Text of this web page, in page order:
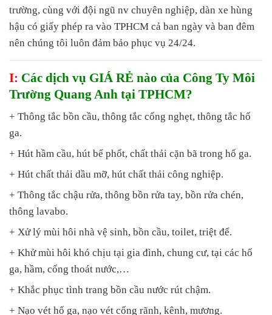
trường, cùng với đội ngũ nv chuyên nghiệp, dàn xe hùng
hậu có giấy phép ra vào TPHCM cả ban ngày và ban đêm
nên chúng tôi luôn đảm bảo phục vụ 24/24.
I: Các dịch vụ GIÁ RẺ nào của Công Ty Môi
Trường Quang Anh tại TPHCM?
+ Thông tắc bồn cầu, thông tắc cống nghẹt, thông tắc hố
ga.
+ Hút hầm cầu, hút bể phốt, chất thải cặn bã trong hố ga.
+ Hút chất thải dầu mỡ, hút chất thải công nghiệp.
+ Thông tắc chậu rửa, thông bồn rửa tay, bồn rửa chén,
thông lavabo.
+ Xử lý mùi hôi nhà vệ sinh, bồn cầu, toilet, triệt để.
+ Khử mùi hôi khó chịu tại gia đình, chung cư, tại các hố
ga, hầm, cống thoát nước,…
+ Khắc phục tình trang bồn cầu nước rút chậm.
+ Nạo vét hố ga, nạo vét cống rãnh, kênh, mương.